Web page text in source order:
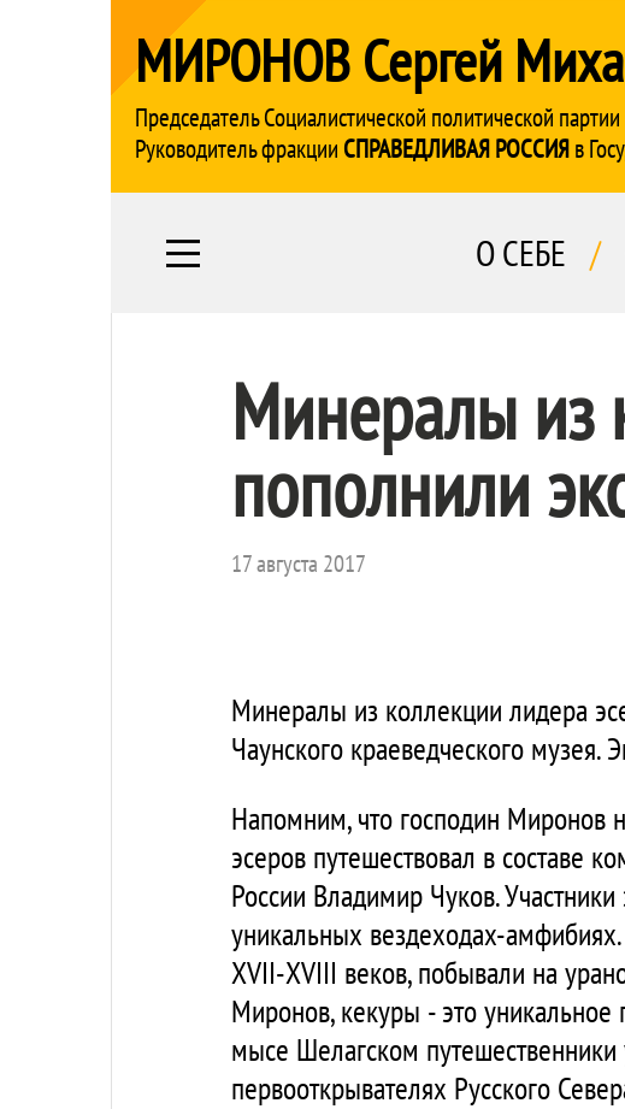
МИРОНОВ Сергей
Председатель Социалистической политической партии
Руководитель фракции СПРАВЕДЛИВАЯ РОССИЯв
О СЕБЕ /
Минералы из
пополнили
17 августа 2017
Минералы из коллекции лидера
Чаунского краеведческого музея.
Напомним, что господин Миронов
эсеров путешествовал в составе
России Владимир Чуков.
уникальных вездеходах-
XVII-XVIII веков, побывали на
Миронов, кекуры - это
мысе Шелагском
первооткрывателях Русского